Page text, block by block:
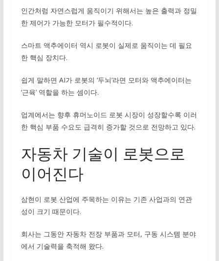
인간처럼 자연스럽게 움직이기 위해서는 높은 출력과 정밀
한 제어가 가능한 모터가 필수적이다.
스마트 액추에이터 역시 로봇이 실제로 움직이는 데 필요
한 핵심 장치다.
쉽게 말하면 AI가 로봇의 ‘두뇌’라면 모터와 액추에이터는
‘근육’ 역할을 하는 셈이다.
업계에서는 향후 휴머노이드 로봇 시장이 성장할수록 이러
한 핵심 부품 수요도 급격히 증가할 것으로 전망하고 있다.
자동차 기술이 로봇으로
이어진다
삼현이 로봇 산업에 주목하는 이유는 기존 사업과의 연관
성이 크기 때문이다.
회사는 그동안 자동차 전장 부품과 모터, 구동 시스템 분야
에서 기술력을 축적해 왔다.